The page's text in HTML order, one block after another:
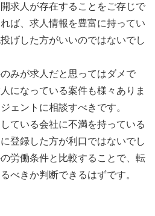
求人が存在することをご存じで
ば、求人情報を豊富に持ってい
げした方がいいのではないでし
みが求人だと思ってはダメで
になっている案件も様々ありま
ェントに相談すべきです。
ている会社に不満を持っている
登録した方が利口ではないでし
労働条件と比較することで、転
べきか判断できるはずです。